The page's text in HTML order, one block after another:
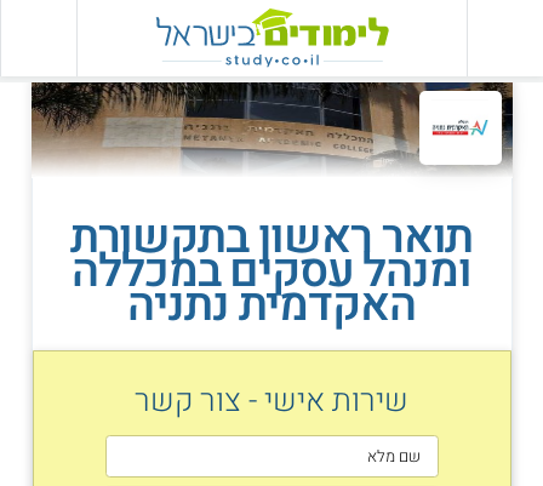
תואר ראשון בתקשורת
ומנהל עסקים במכללה
האקדמית נתניה
שירות אישי - צור קשר